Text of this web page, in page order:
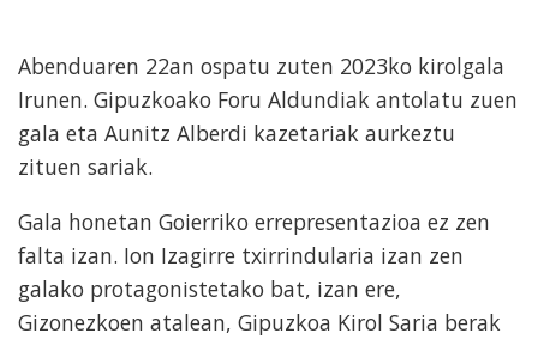
Abenduaren 22an ospatu zuten 2023ko kirolgala
Irunen. Gipuzkoako Foru Aldundiak antolatu zuen
gala eta Aunitz Alberdi kazetariak aurkeztu
zituen sariak.
Gala honetan Goierriko errepresentazioa ez zen
falta izan. Ion Izagirre txirrindularia izan zen
galako protagonistetako bat, izan ere,
Gizonezkoen atalean, Gipuzkoa Kirol Saria berak